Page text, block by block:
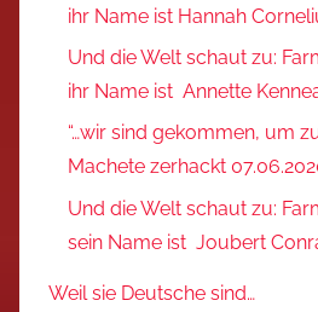
ihr Name ist Hannah
Und die Welt schaut zu:
ihr Name ist Annette
“…wir sind gekommen, um
Machete zerhackt
Und die Welt schaut zu:
sein Name ist Joubert
Weil sie Deutsche sind…